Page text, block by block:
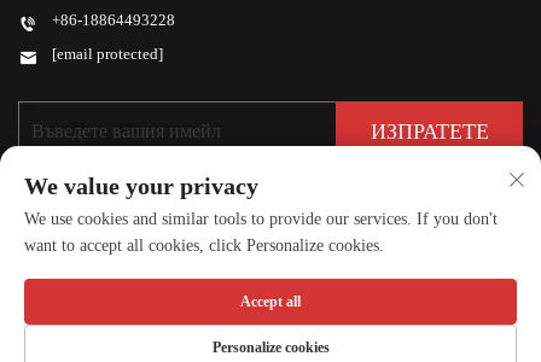
+86-18864493228
[email protected]
ИЗПРАТЕТЕ
© Всички права запазени 2026 Хенан Хонгчанг Ууд Индастри КО., ООД
Политика за поверителност
We value your privacy
We use cookies and similar tools to provide our services. If you don't
want to accept all cookies, click Personalize cookies.
Personalize cookies
Accept all